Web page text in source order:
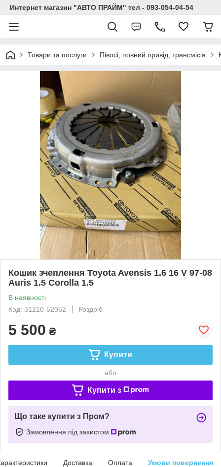
Интернет магазин "АВТО ПРАЙМ" тел - 093-054-04-54
Товари та послуги Півосі, повний привід, трансмісія
Кошик зчеплення Toyota Avensis 1.6 16 V 97-08
Auris 1.5 Corolla 1.5
В наявності
Код: 31210-52052
Роздріб
5 500 ₴
Купити
або
Купити з
Що таке купити з Пром?
Замовлення під захистом
Доставка Оплата Умови повернення